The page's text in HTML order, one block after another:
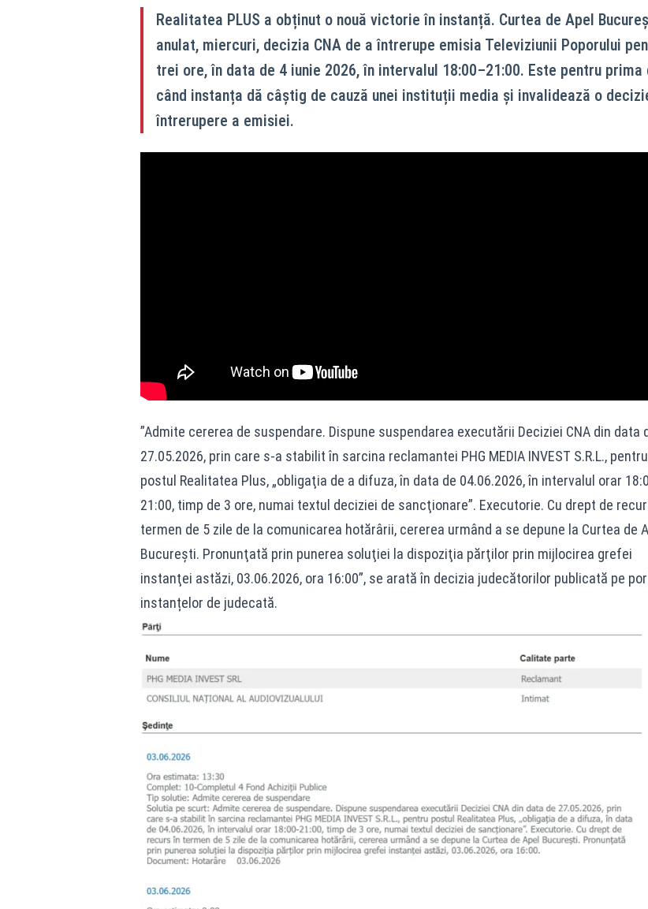
Realitatea PLUS a obținut o nouă victorie în instanță. Curtea de Apel
anulat, miercuri, decizia CNA de a întrerupe emisia Televiziunii Poporului
trei ore, în data de 4 iunie 2026, în intervalul 18:00–21:00. Este pentru prima
când instanța dă câștig de cauză unei instituții media și invalidează o
întrerupere a emisiei.
”Admite cererea de suspendare. Dispune suspendarea executării Deciziei CNA din data
27.05.2026, prin care s-a stabilit în sarcina reclamantei PHG MEDIA INVEST S.R.L., pentru
postul Realitatea Plus, „obligaţia de a difuza, în data de 04.06.2026, în intervalul orar
21:00, timp de 3 ore, numai textul deciziei de sancţionare”. Executorie. Cu drept de
termen de 5 zile de la comunicarea hotărârii, cererea urmând a se depune la Curtea de
Bucureşti. Pronunţată prin punerea soluţiei la dispoziţia părţilor prin mijlocirea grefei
instanţei astăzi, 03.06.2026, ora 16:00”, se arată în decizia judecătorilor publicată pe
instanțelor de judecată.